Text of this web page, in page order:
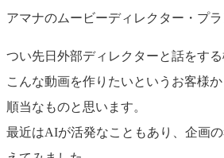
アマナのムービーディレクター・プ
つい先日外部ディレクターと話をす
こんな動画を作りたいというお客様
順当なものと思います。
最近はAIが活発なこともあり、企画